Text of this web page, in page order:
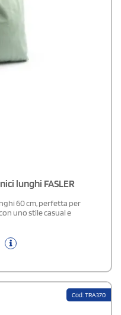
lunghi FASLER
60 cm, perfetta per
uno stile casual e
Cod: TRA370